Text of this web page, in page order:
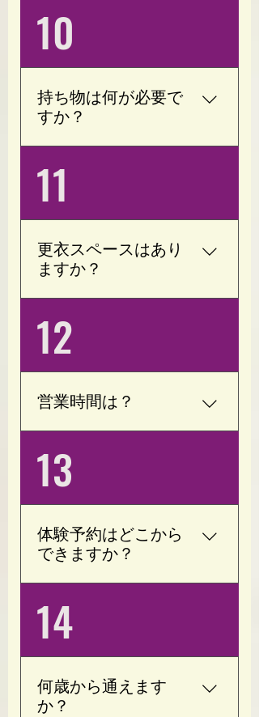
では、バーベルなどの重
たいトレーニング器具は
設置しておりません。 ま
た、お子様がゆったりと
過ごせるスペースもござ
いますので、同じ空間で
安心してお過ごしいただ
けます。
10
持ち物は何が必要で
すか？
シャツ)・タオル・お飲み
物をご用意ください。 室
内用シューズは必要あり
ません。
11
更衣スペースはあり
ますか？
用意しております。 お仕
事帰りやお出かけ前で
も、お着替えをしてご利
用いただけます。
12
営業時間は？
16:30(最終受付15:30) (水)
(日) 8:00～23:30(最終受付
22:30) 定休日は木曜日で
す。 早朝深夜帯は要相談
(会員様限定)
13
体験予約はどこから
できますか？
LINEよりご予約いただけ
ます。 ご不明な点がござ
いましたら、お気軽にお
問い合わせください。 通
常体験１回は￥3,300にな
14
何歳から通えます
か？